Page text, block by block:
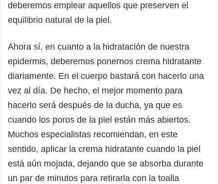
deberemos emplear aquellos que preserven el
equilibrio natural de la piel.
Ahora sí, en cuanto a la hidratación de nuestra
epidermis, deberemos ponernos crema hidratante
diariamente. En el cuerpo bastará con hacerlo una
vez al día. De hecho, el mejor momento para
hacerlo será después de la ducha, ya que es
cuando los poros de la piel están más abiertos.
Muchos especialistas recomiendan, en este
sentido, aplicar la crema hidratante cuando la piel
está aún mojada, dejando que se absorba durante
un par de minutos para retirarla con la toalla